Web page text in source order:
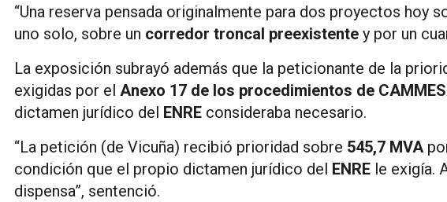
“Una reserva pensada originalmente para dos proyectos hoy
uno solo, sobre un corredor troncal preexistente y por un
La exposición subrayó además que la peticionante de la
exigidas por el Anexo 17 de los procedimientos de
dictamen jurídico del ENRE consideraba necesario.
“La petición (de Vicuña) recibió prioridad sobre 545,7 MVA
condición que el propio dictamen jurídico del ENRE le exigía.
dispensa”, sentenció.